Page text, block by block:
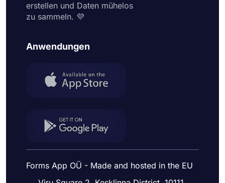
erstellen und Daten mühelos
zu sammeln. 💜
Anwendungen
Forms App OÜ - Made and hosted in the EU